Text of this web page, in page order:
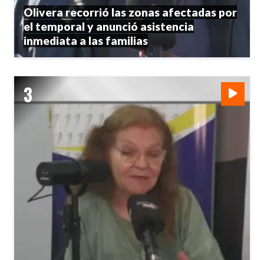
Olivera recorrió las zonas afectadas por
el temporal y anunció asistencia
inmediata a las familias